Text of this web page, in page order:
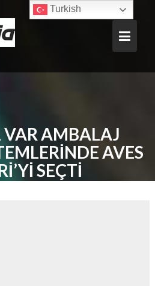
VAR AMBALAJ
AVES
SEÇTI
Turkish